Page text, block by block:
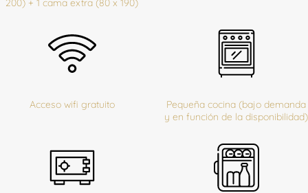
200) + 1 cama extra (80 x 190)
Acceso wifi gratuito
Pequeña cocina (bajo demanda
y en función de la disponibilidad)